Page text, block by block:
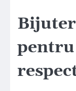
pentru